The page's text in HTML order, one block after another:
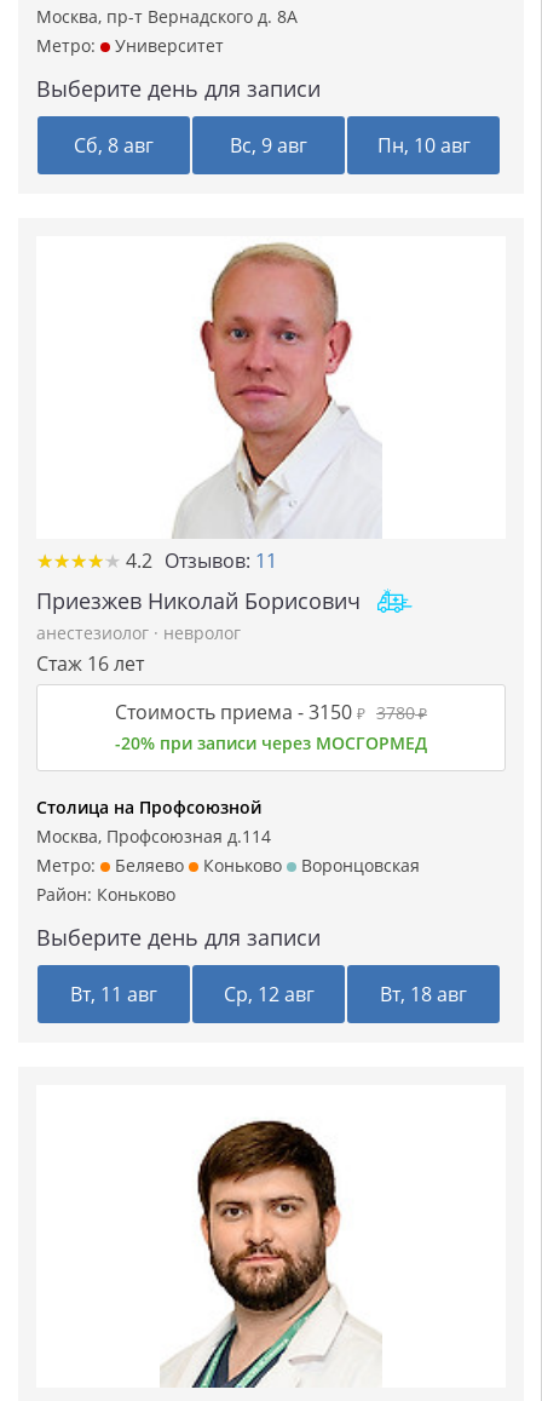
Москва, пр-т Вернадского д. 8А
Метро:
Университет
Выберите день для записи
Сб, 8 авг Вс, 9 авг Пн, 10 авг
★★★★★
★★★★★ 4.2 Отзывов: 11
Приезжев Николай Борисович
анестезиолог · невролог
Стаж 16 лет
Стоимость приема -3150 ₽ 3780₽
-20% при записи через МОСГОРМЕД
Столица на Профсоюзной
Москва, Профсоюзная д.114
Метро:
Беляево Коньково
Воронцовская
Район: Коньково
Выберите день для записи
Вт, 11 авг Ср, 12 авг Вт, 18 авг